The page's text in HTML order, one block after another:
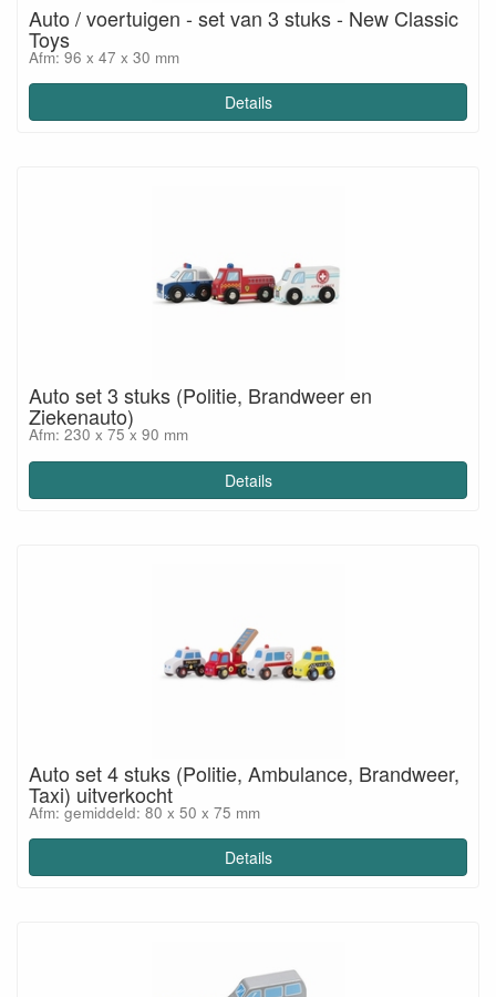
Auto / voertuigen - set van 3 stuks - New Classic
Toys
Afm: 96 x 47 x 30 mm
Details
Auto set 3 stuks (Politie, Brandweer en
Ziekenauto)
Afm: 230 x 75 x 90 mm
Details
Auto set 4 stuks (Politie, Ambulance, Brandweer,
Taxi) uitverkocht
Afm: gemiddeld: 80 x 50 x 75 mm
Details